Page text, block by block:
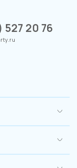
527 20 76